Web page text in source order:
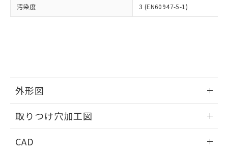
汚染度 3 (EN60947-5-1)
外形図
取りつけ穴加工図
CAD
マイパーツ機能（部品リスト作成サー
および当社の共同利用者が、当社の製
※当社の共同利用者とは、
の共同利用に関して"
の「1.共同利
部品在庫の切り替え状況などにより、予定
月が前後することがあります。
とができます。
EU RoHS指令（10物質）の非含有証明書
「10」：通常の使用状況下において有害物
質が外部に漏えいし、環境に深刻な影響を
販売先および販売に係わる関係者が違
法に輸出するおそれがある場合は、取
受注生産機種、また在庫状況の